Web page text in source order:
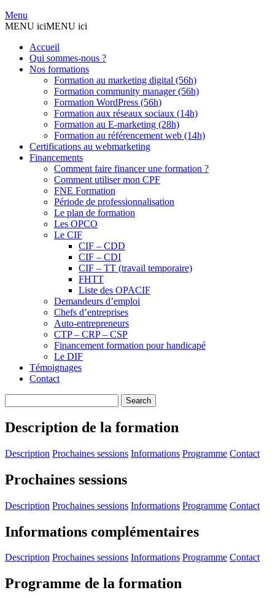
Menu
MENU iciMENU ici
Accueil
Qui sommes-nous ?
Nos formations
Formation au marketing digital (56h)
Formation community manager (56h)
Formation WordPress (56h)
Formation aux réseaux sociaux (14h)
Formation au E-marketing (28h)
Formation au référencement web (14h)
Certifications au webmarketing
Financements
Comment faire financer une formation ?
Comment utiliser mon CPF
FNE Formation
Période de professionnalisation
Le plan de formation
Les OPCO
Le CIF
CIF – CDD
CIF – CDI
CIF – TT (travail temporaire)
FHTT
Liste des OPACIF
Demandeurs d’emploi
Chefs d’entreprises
Auto-entrepreneurs
CTP – CRP – CSP
Financement formation pour handicapé
Le DIF
Témoignages
Contact
Description de la formation
Description Prochaines sessions Informations Programme Contact
Prochaines sessions
Description Prochaines sessions Informations Programme Contact
Informations complémentaires
Description Prochaines sessions Informations Programme Contact
Programme de la formation